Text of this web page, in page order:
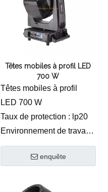
Canal : 16CH
Mode de contrôle :
DMX/maître-
vocale
Balayage horizontal :
fois/sec ou aléatoire
Écran d'affichage:
LCD/anglais
Têtes mobiles à profil LED
700 W
Têtes mobiles à profil
LED 700 W
Taux de protection : lp20
Environnement de travail :
0-45 C
Taille du produit:
Taille du carton :
enquête